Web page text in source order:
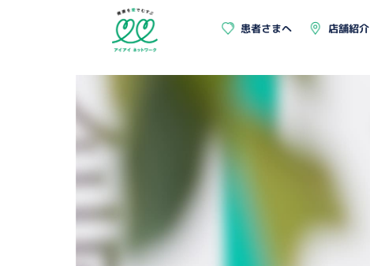
患者さまへ 店舗紹介